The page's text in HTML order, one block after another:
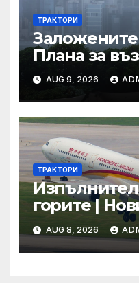
ТРАКТОРИ
Плана за
енергетика
AUG 9, 2026
ТРАКТОРИ
горите |
AUG 8, 2026